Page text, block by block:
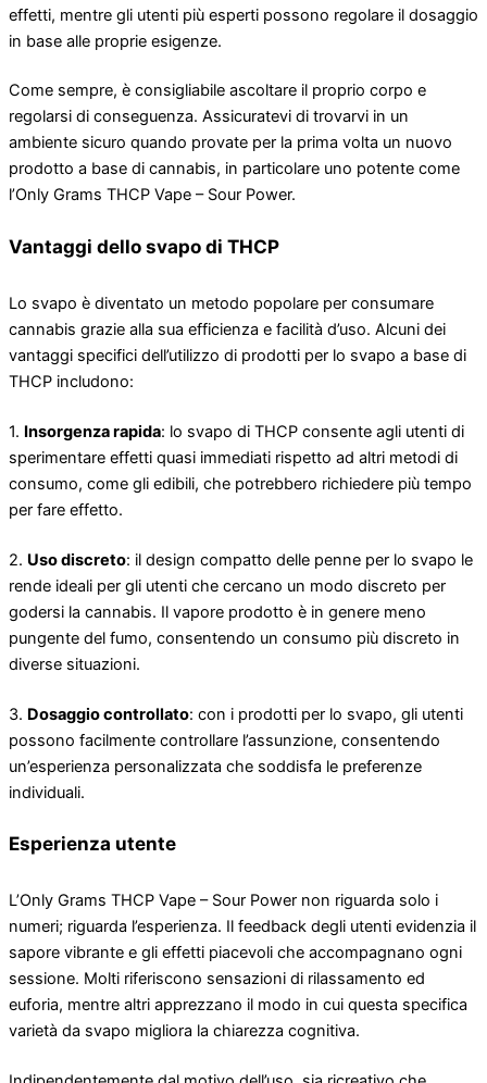
effetti, mentre gli utenti più esperti possono regolare il dosaggio
in base alle proprie esigenze.
Come sempre, è consigliabile ascoltare il proprio corpo e
regolarsi di conseguenza. Assicuratevi di trovarvi in ​​un
ambiente sicuro quando provate per la prima volta un nuovo
prodotto a base di cannabis, in particolare uno potente come
l’Only Grams THCP Vape – Sour Power.
Vantaggi dello svapo di THCP
Lo svapo è diventato un metodo popolare per consumare
cannabis grazie alla sua efficienza e facilità d’uso. Alcuni dei
vantaggi specifici dell’utilizzo di prodotti per lo svapo a base di
THCP includono:
1. Insorgenza rapida: lo svapo di THCP consente agli utenti di
sperimentare effetti quasi immediati rispetto ad altri metodi di
consumo, come gli edibili, che potrebbero richiedere più tempo
per fare effetto.
2. Uso discreto: il design compatto delle penne per lo svapo le
rende ideali per gli utenti che cercano un modo discreto per
godersi la cannabis. Il vapore prodotto è in genere meno
pungente del fumo, consentendo un consumo più discreto in
diverse situazioni.
3. Dosaggio controllato: con i prodotti per lo svapo, gli utenti
possono facilmente controllare l’assunzione, consentendo
un’esperienza personalizzata che soddisfa le preferenze
individuali.
Esperienza utente
L’Only Grams THCP Vape – Sour Power non riguarda solo i
numeri; riguarda l’esperienza. Il feedback degli utenti evidenzia il
sapore vibrante e gli effetti piacevoli che accompagnano ogni
sessione. Molti riferiscono sensazioni di rilassamento ed
euforia, mentre altri apprezzano il modo in cui questa specifica
varietà da svapo migliora la chiarezza cognitiva.